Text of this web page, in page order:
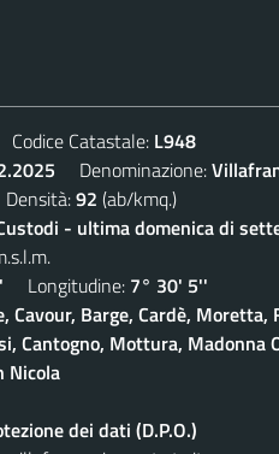
Codice Catastale: L948
Denominazione:
92 (ab/kmq.)
- ultima domenica di
Longitudine: 7° 30' 5''
Cavour, Barge, Cardè, Moretta,
Cantogno, Mottura, Madonna
Nicola
dei dati (D.P.O.)